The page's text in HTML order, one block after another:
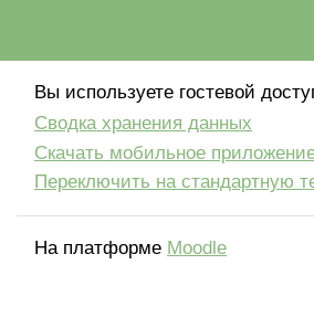
Вы используете гостевой
Сводка хранения данных
Скачать мобильное
Переключить на стандартную
На платформе Moodle